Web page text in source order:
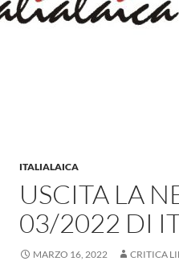
ITALIALAICA
USCITA LA
03/2022 DI
MARZO 16, 2022 CRITICA